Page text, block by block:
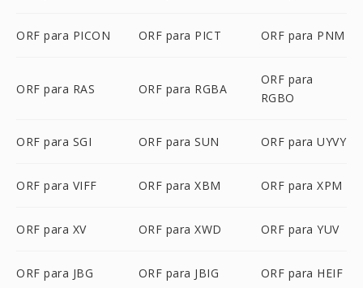
ORF para PICON ORF para PICT ORF para PNM
ORF para RAS ORF para RGBA
ORF para
RGBO
ORF para SGI ORF para SUN ORF para UYVY
ORF para VIFF ORF para XBM ORF para XPM
ORF para XV ORF para XWD ORF para YUV
ORF para JBG ORF para JBIG ORF para HEIF